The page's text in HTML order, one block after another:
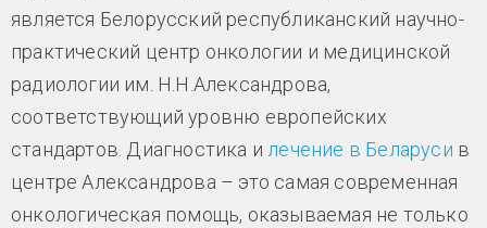
является Белорусский республиканский научно-
практический центр онкологии и медицинской
радиологии им. Н.Н.Александрова,
соответствующий уровню европейских
стандартов. Диагностика и лечение в Беларуси в
центре Александрова – это самая современная
онкологическая помощь, оказываемая не только